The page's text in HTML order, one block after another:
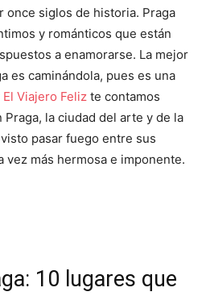
once siglos de historia. Praga
y románticos que están
a enamorarse. La mejor
es caminándola, pues es una
El Viajero Feliz te contamos
la ciudad del arte y de la
pasar fuego entre sus
vez más hermosa e imponente.
10 lugares que